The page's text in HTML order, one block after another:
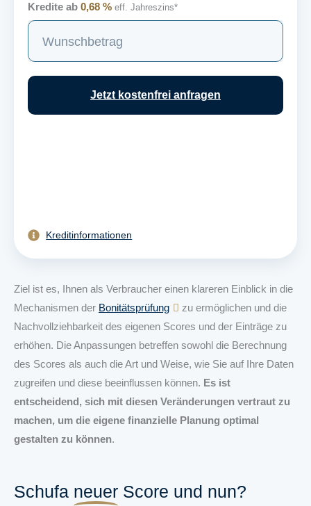
Kredite ab 0,68 % eff. Jahreszins*
S
h
Jetzt kostenfrei anfragen
Kreditinformationen
Ziel ist es, Ihnen als Verbraucher einen klareren Einblick in die
Mechanismen der Bonitätsprüfung
zu ermöglichen und die
Nachvollziehbarkeit des eigenen Scores und der Einträge zu
erhöhen. Die Anpassungen betreffen sowohl die Berechnung
des Scores als auch die Art und Weise, wie Sie auf Ihre Daten
zugreifen und diese beeinflussen können. Es ist
entscheidend, sich mit diesen Veränderungen vertraut zu
machen, um die eigene finanzielle Planung optimal
gestalten zu können.
Schufa neuer Score und nun?